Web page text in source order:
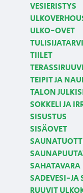
VESIERISTYS
ULKO-OVET
TIILET
TEIPIT JA
TALON
SOKKELI JA
SISUSTUS
SISÄOVET
SAHATAVARA
SADEVESI-JA